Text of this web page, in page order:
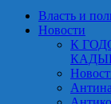
Власть и
Новости
К